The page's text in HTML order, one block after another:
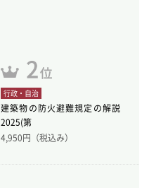
行政・自治
建築物の防火避難規定の解説
2025(第
4,950円（税込み）